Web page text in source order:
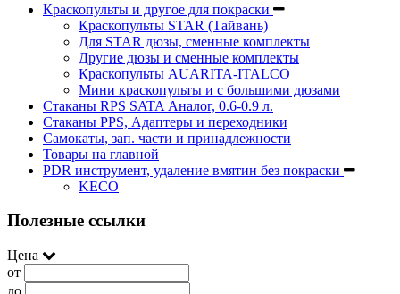
Краскопульты и другое для покраски
Краскопульты STAR (Тайвань)
Для STAR дюзы, сменные комплекты
Другие дюзы и сменные комплекты
Краскопульты AUARITA-ITALCO
Мини краскопульты и с большими дюзами
Стаканы RPS SATA Аналог, 0.6-0.9 л.
Стаканы PPS, Адаптеры и переходники
Самокаты, зап. части и принадлежности
Товары на главной
PDR инструмент, удаление вмятин без покраски
KECO
Полезные ссылки
Цена
от